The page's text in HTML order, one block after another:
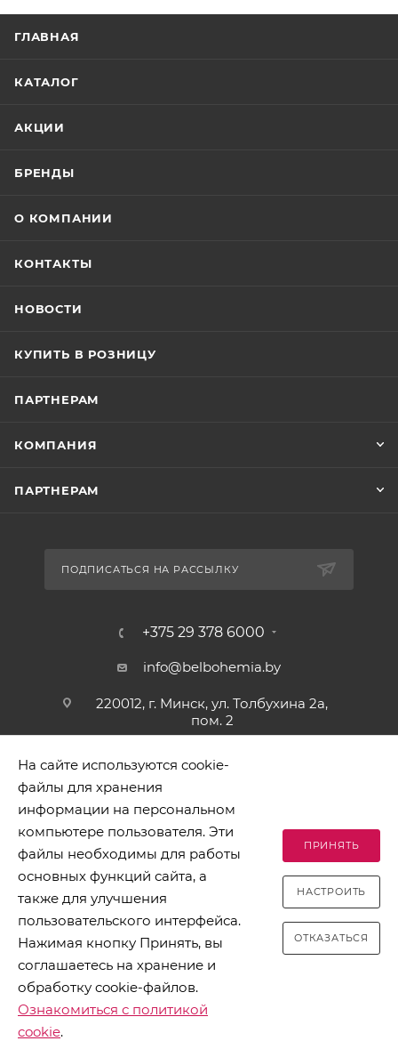
ГЛАВНАЯ
КАТАЛОГ
АКЦИИ
БРЕНДЫ
О КОМПАНИИ
КОНТАКТЫ
НОВОСТИ
КУПИТЬ В РОЗНИЦУ
ПАРТНЕРАМ
КОМПАНИЯ
ПАРТНЕРАМ
ПОДПИСАТЬСЯ НА РАССЫЛКУ
+375 29 378 6000
info@belbohemia.by
220012, г. Минск, ул. Толбухина 2а,
пом. 2
2026 © БЕЛБОГЕМИЯ (c). Оптовая торговля посудой и
хозяйственными товарами. Адрес: 220012, г. Минск, ул.
Толбухина 2а, пом. 2, телефон 8-017-378-60-00
Разработано в Clickmedia
На сайте используются cookie-
файлы для хранения
информации на персональном
компьютере пользователя. Эти
файлы необходимы для работы
основных функций сайта, а
также для улучшения
пользовательского интерфейса.
Нажимая кнопку Принять, вы
соглашаетесь на хранение и
обработку cookie-файлов.
Ознакомиться с политикой
cookie.
ПРИНЯТЬ
НАСТРОИТЬ
ОТКАЗАТЬСЯ